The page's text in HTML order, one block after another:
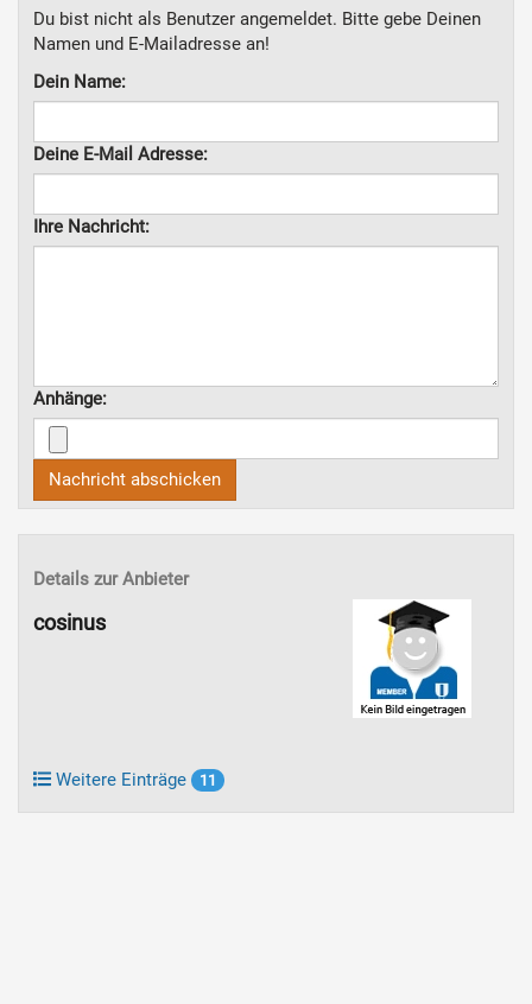
Du bist nicht als Benutzer angemeldet. Bitte gebe Deinen
Namen und E-Mailadresse an!
Dein Name:
Deine E-Mail Adresse:
Ihre Nachricht:
Anhänge:
Nachricht abschicken
Details zur Anbieter
cosinus
Weitere Einträge 11